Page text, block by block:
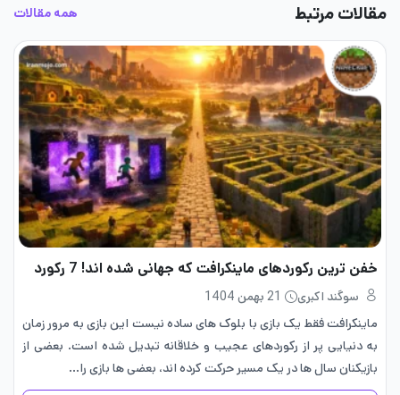
مقالات مرتبط همه مقالات
خفن ‌ترین رکوردهای ماینکرافت که جهانی شده اند! 7 رکورد
سوگند اکبری
21 بهمن 1404
ماینکرافت فقط یک بازی با بلوک های ساده نیست این بازی به مرور زمان
به دنیایی پر از رکوردهای عجیب و خلاقانه تبدیل شده است. بعضی از
بازیکنان سال ها در یک مسیر حرکت کرده اند، بعضی ها بازی را…